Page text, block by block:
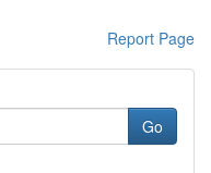
Report Page
Go